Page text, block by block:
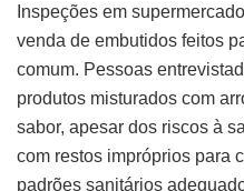
Inspeções em
venda de embutidos feitos
comum. Pessoas
produtos misturados com
sabor, apesar dos riscos à
com restos impróprios para
padrões sanitários